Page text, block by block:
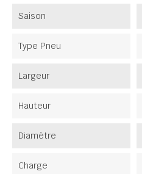
Saison
Type Pneu
Largeur
Hauteur
Diamètre
Charge